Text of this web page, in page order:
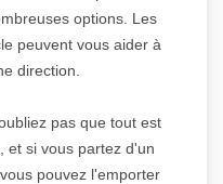
options. Les
peuvent vous aider à
direction.
pas que tout est
et si vous partez d'un
pouvez l'emporter